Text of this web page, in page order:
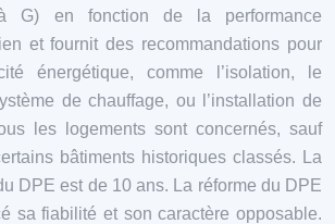
G) en fonction de la performance
et fournit des recommandations pour
énergétique, comme l’isolation, le
de chauffage, ou l’installation de
les logements sont concernés, sauf
bâtiments historiques classés. La
DPE est de 10 ans. La réforme du DPE
sa fiabilité et son caractère opposable.